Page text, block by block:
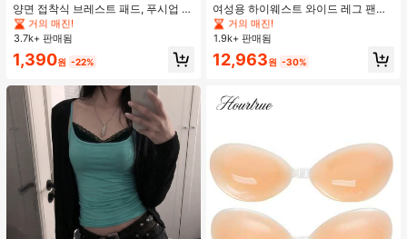
양면 접착식 브레스트 패드, 푸시업 및
리프트업 디자인, 방수 접착 컵, 브라
패딩 및 가슴 보정 제품에 적합
#1 TOP 3위
음악 축제 여성 브라 액세서리
거의 매진!
#1 TOP 3위
음악 축제 여성 브라 액세서리
거의 매진!
#1 TOP 3위
거의 매진!
3.7k+ 판매됨
1,390원 -22%
여성용 하이웨스트 와이드 레그 팬츠,
봄 드로스트링 루즈 롱 팬츠, 레이지
릴랙스드 스타일 그레이
#1 TOP 3위
에서 평상복 캐주얼 바지
거의 매진!
#1 TOP 3위
에서 평상복 캐주얼 바지
거의 매진!
#1 TOP 3위
거의 매진!
1.9k+ 판매됨
12,963원 -30%